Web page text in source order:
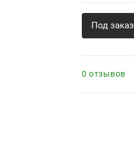
Под заказ
0 отзывов